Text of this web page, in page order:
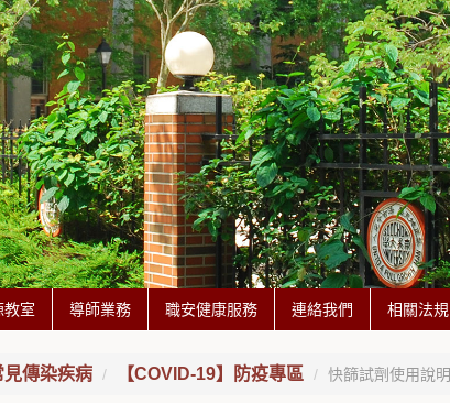
教室 導師業務 職安健康服務 連絡我們 相關法規
見傳染疾病 【COVID-19】防疫專區 快篩試劑使用說明